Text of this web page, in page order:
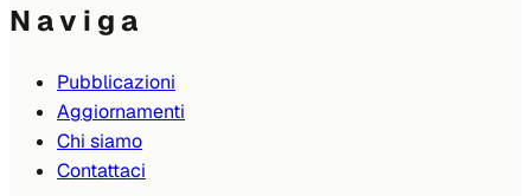
Naviga
Pubblicazioni
Aggiornamenti
Chi siamo
Contattaci